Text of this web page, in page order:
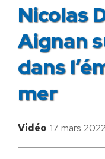
Nicolas
Aignan
dans
mer
Vidéo 17 mars 2022